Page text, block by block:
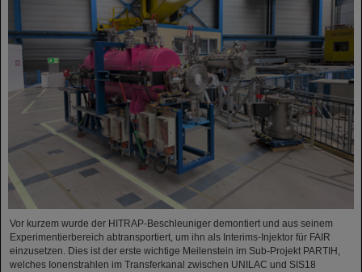
Vor kurzem wurde der HITRAP-Beschleuniger demontiert und aus seinem
Experimentierbereich abtransportiert, um ihn als Interims-Injektor für FAIR
einzusetzen. Dies ist der erste wichtige Meilenstein im Sub-Projekt PARTIH,
welches Ionenstrahlen im Transferkanal zwischen UNILAC und SIS18